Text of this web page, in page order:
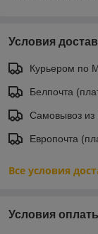
Условия
Курьером по
Белпочта
Самовывоз из
Европочта
Все условия
Условия